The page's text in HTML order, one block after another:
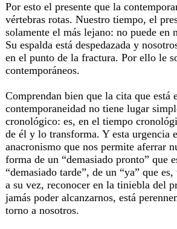
Por esto el presente que la
vértebras rotas. Nuestro tiempo, el
solamente el más lejano: no puede en
Su espalda está despedazada y
en el punto de la fractura. Por ello le
contemporáneos.
Comprendan bien que la cita que está
contemporaneidad no tiene lugar
cronológico: es, en el tiempo
de él y lo transforma. Y esta urgencia
anacronismo que nos permite aferrar
forma de un “demasiado pronto” que
“demasiado tarde”, de un “ya” que
a su vez, reconocer en la tiniebla del
jamás poder alcanzarnos, está
torno a nosotros.